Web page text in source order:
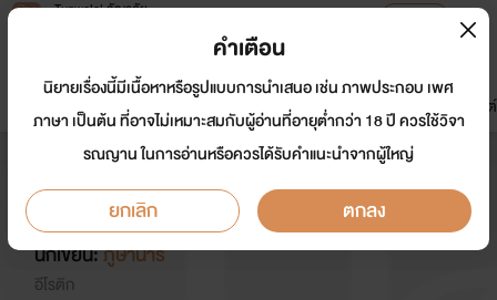
Tunwalai ธัญวลัย
หน้าแรก นิยาย อีบุ๊ก การ์ตูน
มาใหม่
ดรีมแชท ธัญลิสต์
รวมนิยายทั้งหมดของนามปากกา
"ภูษานารี" และ "Yseeysee"
นักเขียน:ภูษานารี
อีโรติก
คำเตือน
นิยายเรื่องนี้มีเนื้อหาหรือรูปแบบการนำเสนอ เช่น ภาพประกอบ เพศ
ภาษา เป็นต้น ที่อาจไม่เหมาะสมกับผู้อ่านที่อายุต่ำกว่า 18 ปี ควรใช้วิจา
รณญาน ในการอ่านหรือควรได้รับคำแนะนำจากผู้ใหญ่
ยกเลิก ตกลง